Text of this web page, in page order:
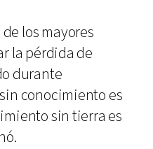
los mayores
la pérdida de
durante
conocimiento es
sin tierra es